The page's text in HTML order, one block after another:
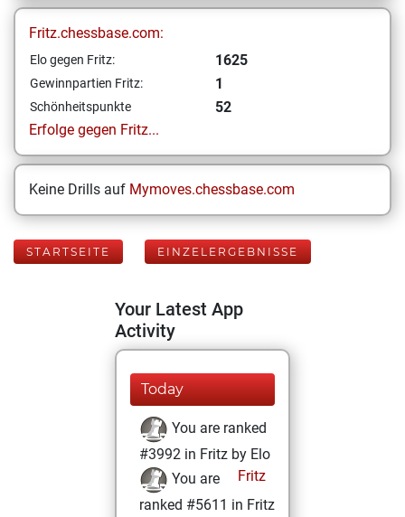
Fritz.chessbase.com:
Elo gegen Fritz: 1625
Gewinnpartien Fritz: 1
Schönheitspunkte
52
Erfolge gegen Fritz...
Keine Drills auf Mymoves.chessbase.com
STARTSEITE EINZELERGEBNISSE
Your Latest App
Activity
Today
You are ranked
#3992 in Fritz by Elo
Fritz
You are
ranked #5611 in Fritz